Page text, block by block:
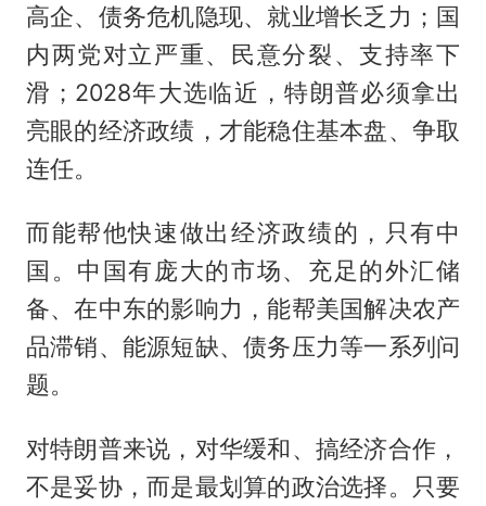
高企、债务危机隐现、就业增长乏力；国
内两党对立严重、民意分裂、支持率下
滑；2028年大选临近，特朗普必须拿出
亮眼的经济政绩，才能稳住基本盘、争取
连任。
而能帮他快速做出经济政绩的，只有中
国。中国有庞大的市场、充足的外汇储
备、在中东的影响力，能帮美国解决农产
品滞销、能源短缺、债务压力等一系列问
题。
对特朗普来说，对华缓和、搞经济合作，
不是妥协，而是最划算的政治选择。只要